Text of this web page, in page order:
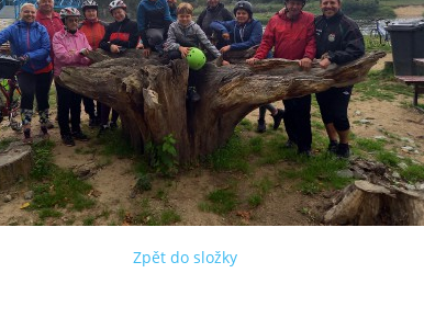
Zpět do složky